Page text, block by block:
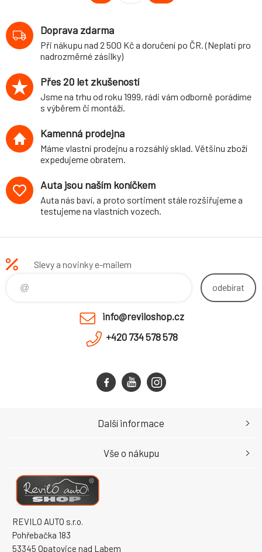
Doprava zdarma
Při nákupu nad 2 500 Kč a doručení po ČR. (Neplatí pro
nadrozměrné zásilky)
Přes 20 let zkušeností
Jsme na trhu od roku 1999, rádi vám odborně porádíme
s výběrem či montáží.
Kamenná prodejna
Máme vlastní prodejnu a rozsáhlý sklad. Většinu zboží
expedujeme obratem.
Auta jsou naším koníčkem
Auta nás baví, a proto sortiment stále rozšiřujeme a
testujeme na vlastních vozech.
Slevy a novinky e-mailem
odebírat
info@reviloshop.cz
+420 734 578 578
REVILO AUTO s.r.o.
Pohřebačka 183
53345 Opatovice nad Labem
Další informace
Vše o nákupu